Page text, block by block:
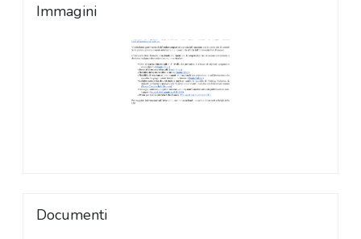
Immagini
Documenti